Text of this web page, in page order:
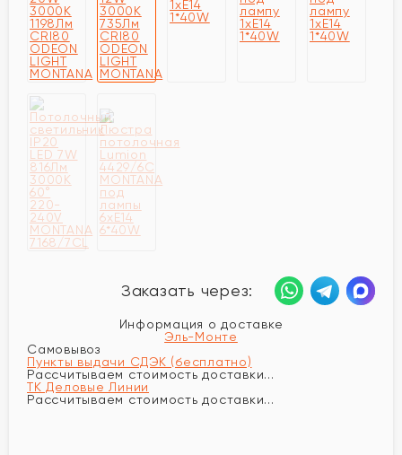
Заказать через:
Информация о доставке
Эль-Монте
Самовывоз
Пункты выдачи СДЭК (бесплатно)
Рассчитываем стоимость доставки...
ТК Деловые Линии
Рассчитываем стоимость доставки...